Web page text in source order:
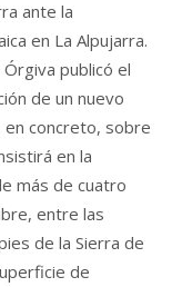
ante la
en La Alpujarra.
publicó el
de un nuevo
en concreto, sobre
en la
más de cuatro
entre las
de la Sierra de
de